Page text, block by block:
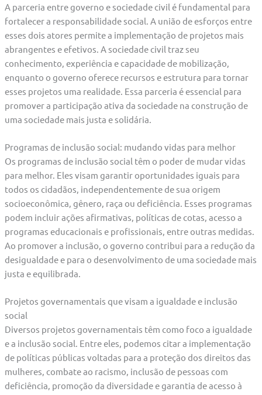
A parceria entre governo e sociedade civil é fundamental para
fortalecer a responsabilidade social. A união de esforços entre
esses dois atores permite a implementação de projetos mais
abrangentes e efetivos. A sociedade civil traz seu
conhecimento, experiência e capacidade de mobilização,
enquanto o governo oferece recursos e estrutura para tornar
esses projetos uma realidade. Essa parceria é essencial para
promover a participação ativa da sociedade na construção de
uma sociedade mais justa e solidária.
Programas de inclusão social: mudando vidas para melhor
Os programas de inclusão social têm o poder de mudar vidas
para melhor. Eles visam garantir oportunidades iguais para
todos os cidadãos, independentemente de sua origem
socioeconômica, gênero, raça ou deficiência. Esses programas
podem incluir ações afirmativas, políticas de cotas, acesso a
programas educacionais e profissionais, entre outras medidas.
Ao promover a inclusão, o governo contribui para a redução da
desigualdade e para o desenvolvimento de uma sociedade mais
justa e equilibrada.
Projetos governamentais que visam a igualdade e inclusão
social
Diversos projetos governamentais têm como foco a igualdade
e a inclusão social. Entre eles, podemos citar a implementação
de políticas públicas voltadas para a proteção dos direitos das
mulheres, combate ao racismo, inclusão de pessoas com
deficiência, promoção da diversidade e garantia de acesso à